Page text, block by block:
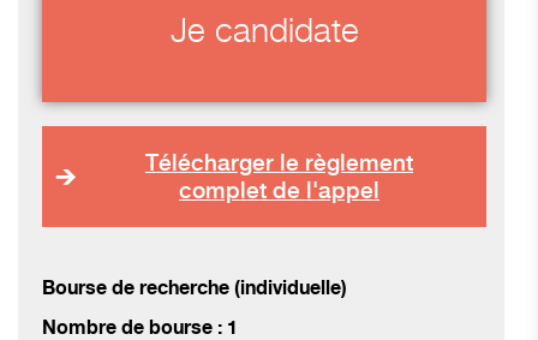
Je candidate
Télécharger le règlement
complet de l'appel
Bourse de recherche (individuelle)
Nombre de bourse : 1